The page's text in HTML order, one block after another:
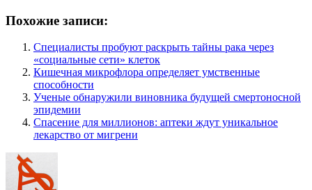
Похожие записи:
Специалисты пробуют раскрыть тайны рака через
«социальные сети» клеток
Кишечная микрофлора определяет умственные
способности
Ученые обнаружили виновника будущей смертоносной
эпидемии
Спасение для миллионов: аптеки ждут уникальное
лекарство от мигрени